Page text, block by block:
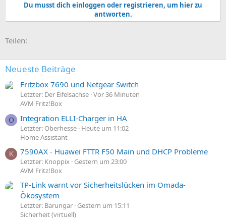
Du musst dich einloggen oder registrieren, um hier zu
antworten.
Teilen:
Neueste Beiträge
Fritzbox 7690 und Netgear Switch
Letzter: Der Eifelsachse Vor 36 Minuten
AVM Fritz!Box
O Integration ELLI-Charger in HA
Letzter: Oberhesse Heute um 11:02
Home Assistant
K 7590AX - Huawei FTTR F50 Main und DHCP Probleme
Letzter: Knoppix Gestern um 23:00
AVM Fritz!Box
TP-Link warnt vor Sicherheitslücken im Omada-
Ökosystem
Letzter: Barungar Gestern um 15:11
Sicherheit (virtuell)